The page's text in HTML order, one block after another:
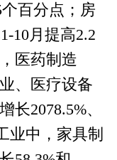
百分点；房
10月提高2.2
医药制造
、医疗设备
长2078.5%、
业中，家具制